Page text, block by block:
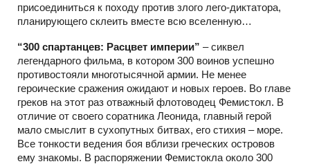
присоединиться к походу против злого лего-диктатора,
планирующего склеить вместе всю вселенную…
“300 спартанцев: Расцвет империи” – cиквел
легендарного фильма, в котором 300 воинов успешно
противостояли многотысячной армии. Не менее
героические сражения ожидают и новых героев. Во главе
греков на этот раз отважный флотоводец Фемистокл. В
отличие от своего соратника Леонида, главный герой
мало смыслит в сухопутных битвах, его стихия – море.
Все тонкости ведения боя вблизи греческих островов
ему знакомы. В распоряжении Фемистокла около 300